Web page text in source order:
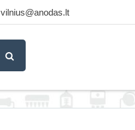
vilnius@anodas.lt